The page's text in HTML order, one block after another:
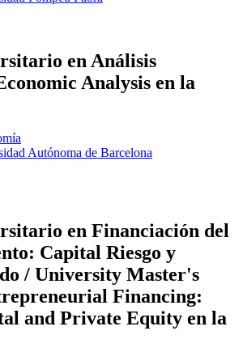
en Análisis
Analysis en la
Autónoma de Barcelona
en Financiación del
Capital Riesgo y
/ University Master's
Financing:
and Private Equity en la